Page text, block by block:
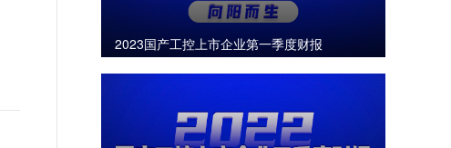
2023国产工控上市企业第一季度财报